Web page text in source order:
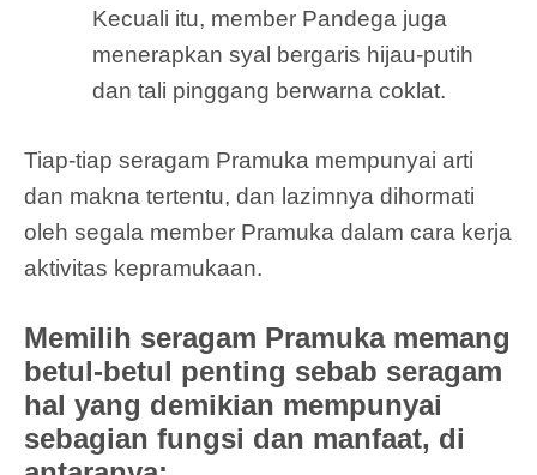
Kecuali itu, member Pandega juga
menerapkan syal bergaris hijau-putih
dan tali pinggang berwarna coklat.
Tiap-tiap seragam Pramuka mempunyai arti
dan makna tertentu, dan lazimnya dihormati
oleh segala member Pramuka dalam cara kerja
aktivitas kepramukaan.
Memilih seragam Pramuka memang
betul-betul penting sebab seragam
hal yang demikian mempunyai
sebagian fungsi dan manfaat, di